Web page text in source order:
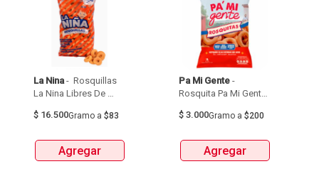
La Nina - Rosquillas
La Nina Libres De
$ 16.500Gramo a $83
Agregar
Pa Mi Gente -
Rosquita Pa Mi Gente
$ 3.000Gramo a $200
Agregar